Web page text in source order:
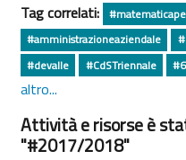
Tag correlati:
#amministrazioneaziendale
#devalle
#CdSTriennale
altro...
Attività e risorse è
"#2017/2018"